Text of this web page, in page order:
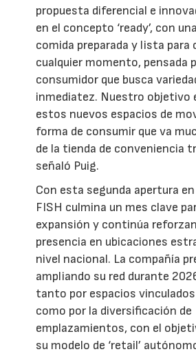
propuesta diferencial e
en el concepto ‘ready’, con
comida preparada y lista para
cualquier momento, pensada
consumidor que busca
inmediatez. Nuestro objetivo
estos nuevos espacios de
forma de consumir que va
de la tienda de conveniencia
señaló Puig.
Con esta segunda apertura en
FISH culmina un mes clave
expansión y continúa
presencia en ubicaciones
nivel nacional. La compañía
ampliando su red durante
tanto por espacios
como por la diversificación de
emplazamientos, con el
su modelo de ‘retail’